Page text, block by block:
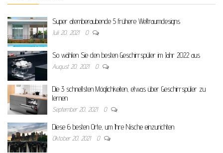
Super atemberaubende 5 frühere Weltraumdesigns
Juli 20, 2021 0
So wählen Sie den besten Geschirrspüler im Jahr 2022 aus
August 20, 2021 0
Die 3 schnellsten Möglichkeiten, etwas über Geschirrspüler zu
lernen
September 20, 2021 0
Diese 6 besten Orte, um Ihre Nische einzurichten
Oktober 20, 2021 0